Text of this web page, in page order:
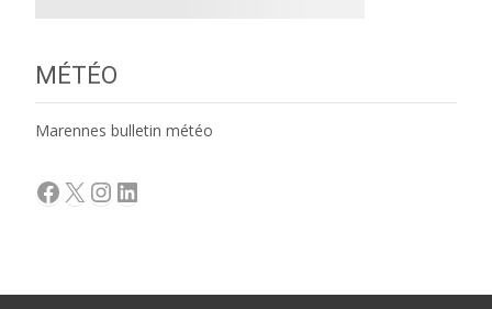
MÉTÉO
Marennes bulletin météo
Facebook
X Instagram
LinkedIn